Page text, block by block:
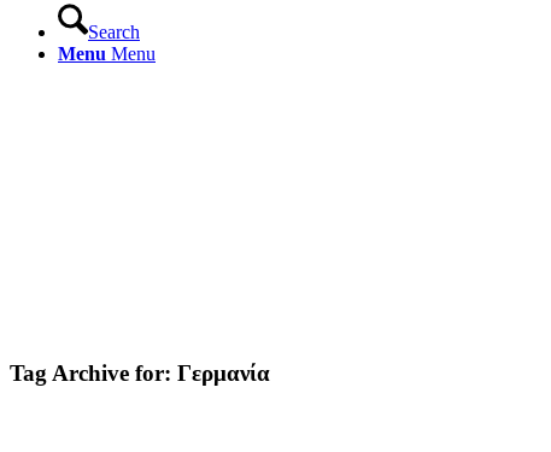
Search
Menu Menu
Tag Archive for: Γερμανία